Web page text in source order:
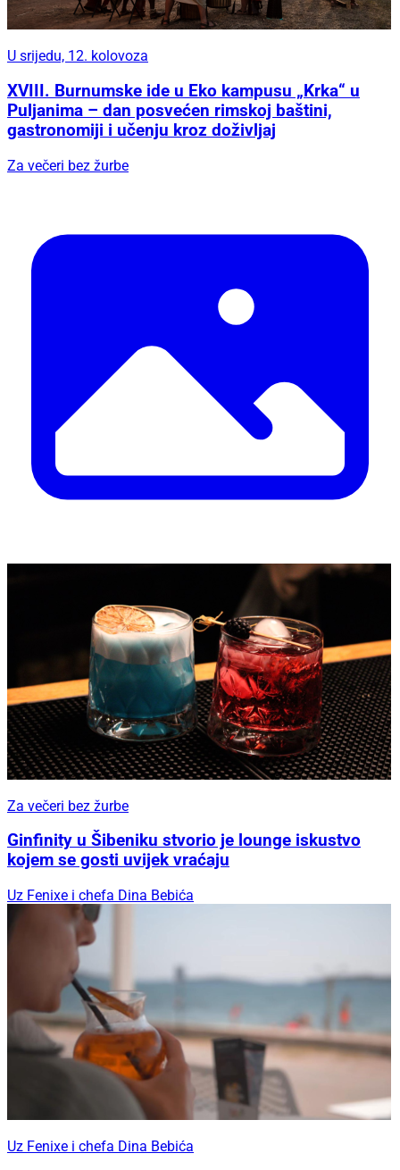
U srijedu, 12. kolovoza
XVIII. Burnumske ide u Eko kampusu „Krka“ u
Puljanima – dan posvećen rimskoj baštini,
gastronomiji i učenju kroz doživljaj
Za večeri bez žurbe
Za večeri bez žurbe
Ginfinity u Šibeniku stvorio je lounge iskustvo
kojem se gosti uvijek vraćaju
Uz Fenixe i chefa Dina Bebića
Uz Fenixe i chefa Dina Bebića